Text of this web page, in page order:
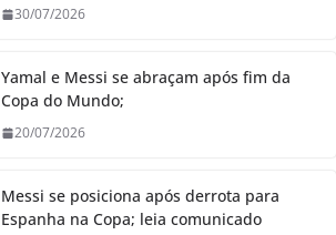
30/07/2026
Yamal e Messi se abraçam após fim da
Copa do Mundo;
20/07/2026
Messi se posiciona após derrota para
Espanha na Copa; leia comunicado